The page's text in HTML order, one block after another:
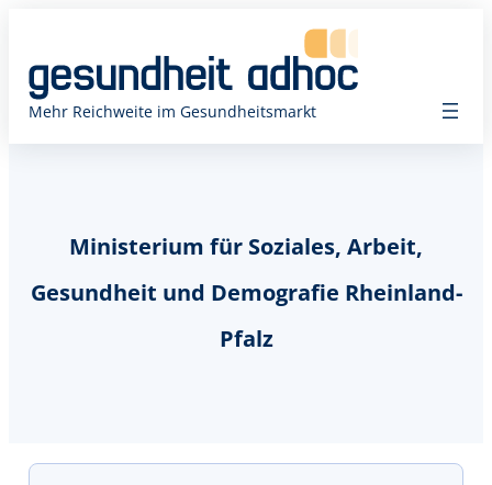
Mehr Reichweite im Gesundheitsmarkt
Ministerium für Soziales, Arbeit,
Gesundheit und Demografie Rheinland-
Pfalz